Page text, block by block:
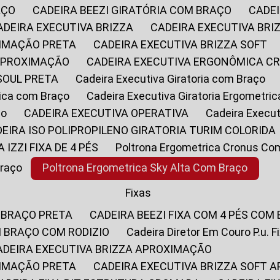
CADEIRA BEEZI GIRATÓRIA COM BRAÇO
EXECUTIVA BRIZZA
CADEIRA EXECUTIVA
PRETA
CADEIRA EXECUTIVA BRIZZA SOFT
CADEIRA EXECUTIVA ERGONÔMICA
PRETA
Cadeira Executiva Giratoria com Braço
com Braço
Cadeira Executiva Giratoria
CADEIRA EXECUTIVA OPERATIVA
Cadeira
ISO POLIPROPILENO GIRATORIA TURIM COLORIDA
IZZI FIXA DE 4 PÉS
Poltrona Ergometrica Cronus
Poltrona Ergometrica Sky Alta Com Braço
Fixas
PRETA
CADEIRA BEEZI FIXA COM 4 PÉS COM
BRAÇO COM RODIZIO
Cadeira Diretor Em Couro P.u.
EXECUTIVA BRIZZA APROXIMAÇÃO
PRETA
CADEIRA EXECUTIVA BRIZZA SOFT